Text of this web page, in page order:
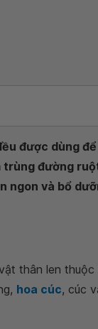
được dùng
đường
ngon và bổ
thân len thuộc
hoa cúc, cúc